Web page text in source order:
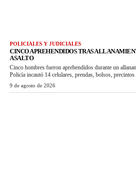
POLICIALES Y JUDICIALES
CINCO APREHENDIDOS TRAS
ASALTO
Cinco hombres fueron aprehendidos durante un
Policía incautó 14 celulares, prendas, bolsos,
9 de agosto de 2026